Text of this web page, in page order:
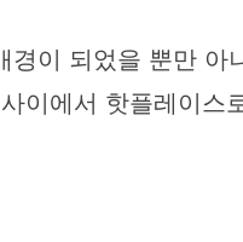
경이 되었을 뿐만
이에서 핫플레이스